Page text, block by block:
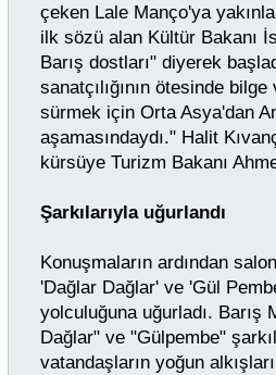
çeken Lale Manço'ya
ilk sözü alan Kültür Bakanı
Barış dostları" diyerek
sanatçılığının ötesinde
sürmek için Orta Asya'dan
aşamasındaydı." Halit
kürsüye Turizm Bakanı
Şarkılarıyla uğurlandı
Konuşmaların ardından
'Dağlar Dağlar' ve 'Gül
yolculuğuna uğurladı. Barış
Dağlar" ve "Gülpembe"
vatandaşların yoğun